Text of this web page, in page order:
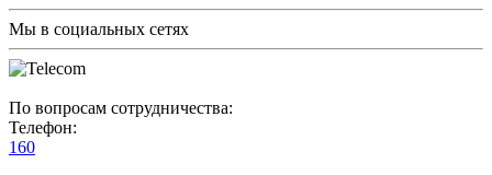
Мы в социальных сетях
По вопросам сотрудничества:
Телефон:
160